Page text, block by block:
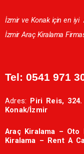
İzmir ve Konak için en iyi
İzmir Araç Kiralama
Tel: 0541 971
Adres: Piri Reis, 324.
Konak/İzmir
Araç Kiralama – Oto
Kiralama – Rent A